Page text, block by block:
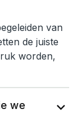
van
de juiste
worden,
we
expand_more